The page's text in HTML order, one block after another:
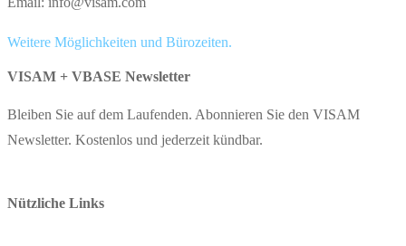
Weitere Möglichkeiten und Bürozeiten.
VISAM + VBASE Newsletter
Bleiben Sie auf dem Laufenden. Abonnieren Sie den VISAM
Newsletter. Kostenlos und jederzeit kündbar.
Nützliche Links